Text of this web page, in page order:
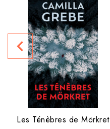
Les Ténèbres de Mörkret
navigate_before